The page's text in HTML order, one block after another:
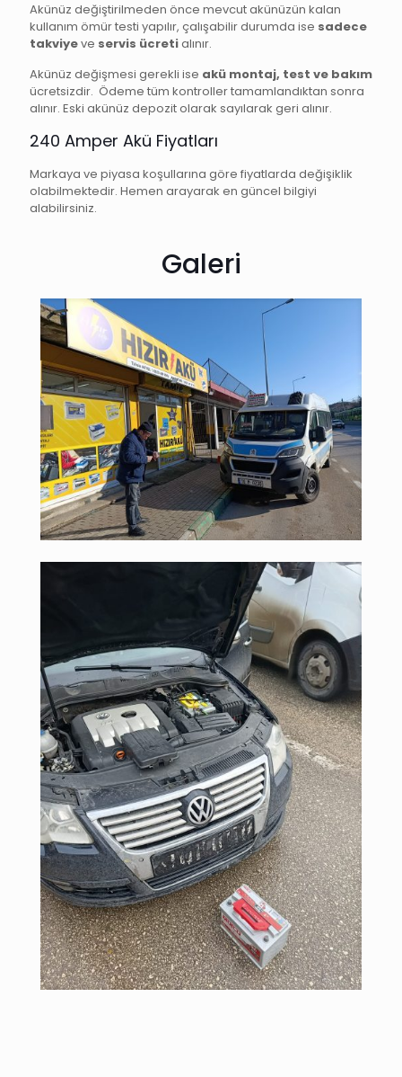
Akünüz değiştirilmeden önce mevcut akünüzün kalan
kullanım ömür testi yapılır, çalışabilir durumda ise sadece
takviyeve servis ücretialınır.
Akünüz değişmesi gerekli ise akü montaj, test ve bakım
ücretsizdir. Ödeme tüm kontroller tamamlandıktan sonra
alınır. Eski akünüz depozit olarak sayılarak geri alınır.
240 Amper Akü Fiyatları
Markaya ve piyasa koşullarına göre fiyatlarda değişiklik
olabilmektedir. Hemen arayarak en güncel bilgiyi
alabilirsiniz.
Galeri